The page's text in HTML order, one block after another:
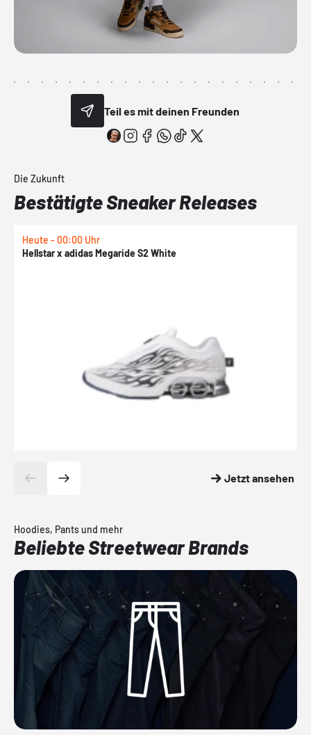
Teil es mit deinen Freunden
Die Zukunft
Bestätigte Sneaker Releases
Heute - 00:00 Uhr
Hellstar x adidas Megaride S2 White
Jetzt ansehen
Hoodies, Pants und mehr
Beliebte Streetwear Brands